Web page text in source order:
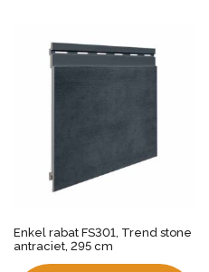
Enkel rabat FS301, Trend stone
antraciet, 295 cm